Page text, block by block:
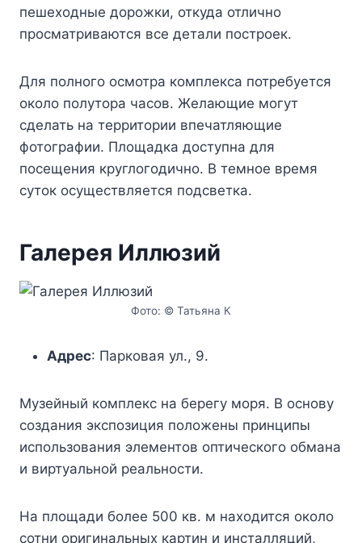
пешеходные дорожки, откуда отлично
просматриваются все детали построек.
Для полного осмотра комплекса потребуется
около полутора часов. Желающие могут
сделать на территории впечатляющие
фотографии. Площадка доступна для
посещения круглогодично. В темное время
суток осуществляется подсветка.
Галерея Иллюзий
Фото: © Татьяна К
Адрес: Парковая ул., 9.
Музейный комплекс на берегу моря. В основу
создания экспозиция положены принципы
использования элементов оптического обмана
и виртуальной реальности.
На площади более 500 кв. м находится около
сотни оригинальных картин и инсталляций,